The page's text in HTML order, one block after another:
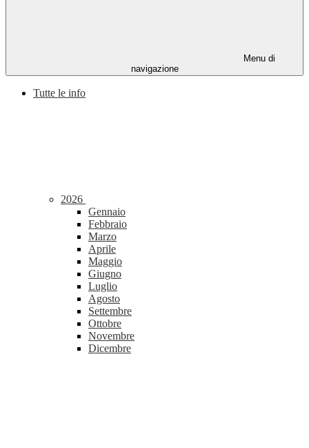
Menu di
navigazione
Tutte le info
2026
Gennaio
Febbraio
Marzo
Aprile
Maggio
Giugno
Luglio
Agosto
Settembre
Ottobre
Novembre
Dicembre